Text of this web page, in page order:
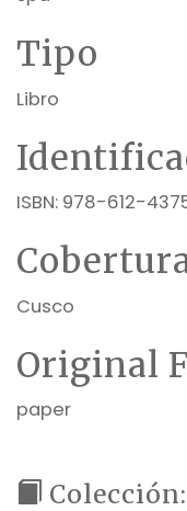
Tipo
Libro
ISBN: 978-612-
Cusco
Original
paper
Colección: